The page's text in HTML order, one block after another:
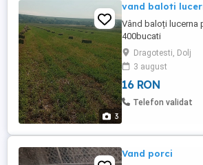
3
vand baloti
Vând baloți lucerna
400bucati
Dragotesti, Dolj
3 august
16 RON
Telefon validat
Vand porci